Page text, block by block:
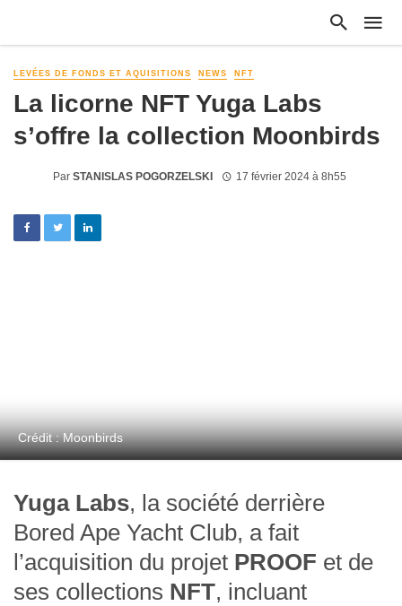
LEVÉES DE FONDS ET AQUISITIONS NEWS NFT
La licorne NFT Yuga Labs
s’offre la collection Moonbirds
Par STANISLAS POGORZELSKI 17 février 2024 à 8h55
Crédit : Moonbirds
Yuga Labs, la société derrière
Bored Ape Yacht Club, a fait
l’acquisition du projet PROOF et de
ses collections NFT, incluant